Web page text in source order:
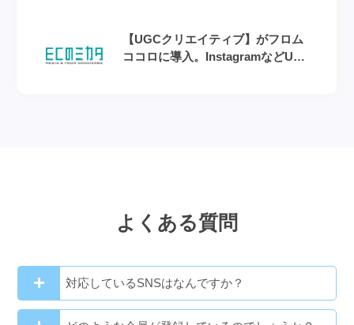
【UGCクリエイティブ】がフロム
ココロに導入。InstagramなどUGC
よくある質問
対応しているSNSはなんですか？